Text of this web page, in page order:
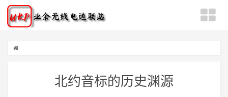
北约音标的历史渊源